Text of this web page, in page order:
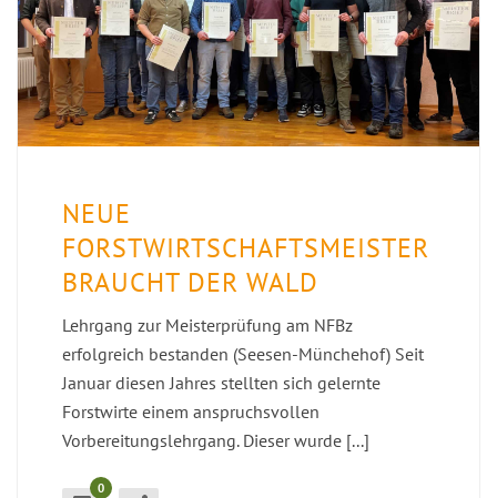
NEUE
FORSTWIRTSCHAFTSMEISTER
BRAUCHT DER WALD
Lehrgang zur Meisterprüfung am NFBz
erfolgreich bestanden (Seesen-Münchehof) Seit
Januar diesen Jahres stellten sich gelernte
Forstwirte einem anspruchsvollen
Vorbereitungslehrgang. Dieser wurde [...]
0